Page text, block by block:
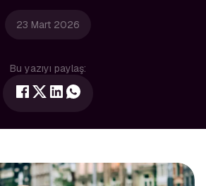
23 Mart 2026
Bu yazıyı paylaş: